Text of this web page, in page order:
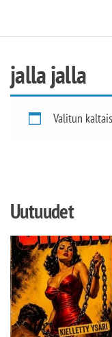
jalla jalla
Valitun
Uutuudet